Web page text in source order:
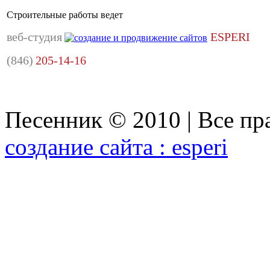
Строительные работы ведет
веб-студия
ESPERI
(846) 205-14-16
Песенник © 2010 | Все
создание сайта : esperi